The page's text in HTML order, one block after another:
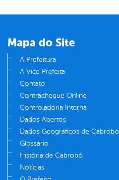
Mapa do Site
A Prefeitura
A Vice Prefeita
Contato
Contracheque Online
Controladoria Interna
Dados Abertos
Dados Geográficos de Cabrobó
Glossário
História de Cabrobó
Notícias